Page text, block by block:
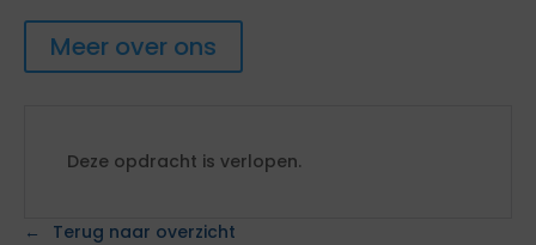
Meer over ons
Deze opdracht is verlopen.
Terug naar overzicht